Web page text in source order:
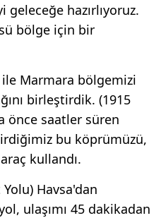
hazırlıyoruz.
bölge için bir
Marmara bölgemizi
birleştirdik. (1915
önce saatler süren
bu köprümüzü,
kullandı.
Havsa'dan
ulaşımı 45 dakikadan